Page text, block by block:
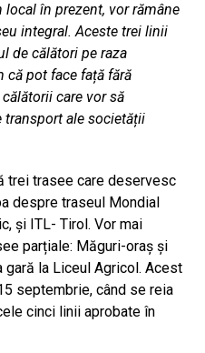
în prezent, vor rămâne
integral. Aceste trei linii
de călători pe raza
pot face față fără
care vor să
transport ale societății
trei trasee care deservesc
despre traseul Mondial
și ITL- Tirol. Vor mai
parțiale: Măguri-oraș și
gară la Liceul Agricol. Acest
septembrie, când se reia
cinci linii aprobate în